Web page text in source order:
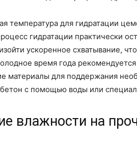
температура для гидратации
гидратации практически
ускоренное схватывание,
время года
материалы для поддержания
с помощью воды или
влажности на